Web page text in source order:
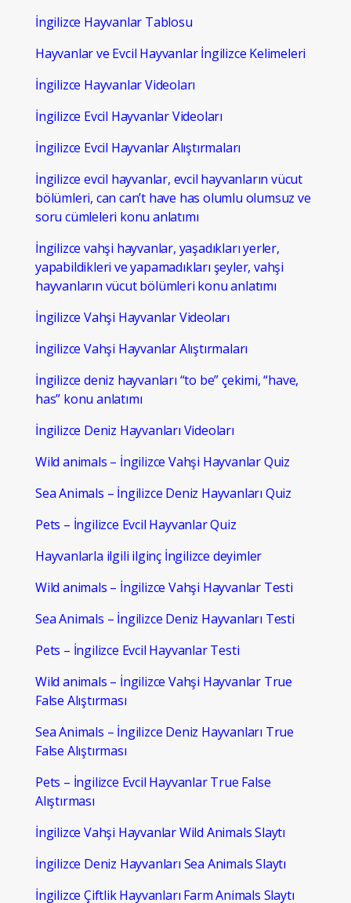
İngilizce Hayvanlar Tablosu
Hayvanlar ve Evcil Hayvanlar İngilizce Kelimeleri
İngilizce Hayvanlar Videoları
İngilizce Evcil Hayvanlar Videoları
İngilizce Evcil Hayvanlar Alıştırmaları
İngilizce evcil hayvanlar, evcil hayvanların vücut
bölümleri, can can’t have has olumlu olumsuz ve
soru cümleleri konu anlatımı
İngilizce vahşi hayvanlar, yaşadıkları yerler,
yapabildikleri ve yapamadıkları şeyler, vahşi
hayvanların vücut bölümleri konu anlatımı
İngilizce Vahşi Hayvanlar Videoları
İngilizce Vahşi Hayvanlar Alıştırmaları
İngilizce deniz hayvanları “to be” çekimi, “have,
has” konu anlatımı
İngilizce Deniz Hayvanları Videoları
Wild animals – İngilizce Vahşi Hayvanlar Quiz
Sea Animals – İngilizce Deniz Hayvanları Quiz
Pets – İngilizce Evcil Hayvanlar Quiz
Hayvanlarla ilgili ilginç İngilizce deyimler
Wild animals – İngilizce Vahşi Hayvanlar Testi
Sea Animals – İngilizce Deniz Hayvanları Testi
Pets – İngilizce Evcil Hayvanlar Testi
Wild animals – İngilizce Vahşi Hayvanlar True
False Alıştırması
Sea Animals – İngilizce Deniz Hayvanları True
False Alıştırması
Pets – İngilizce Evcil Hayvanlar True False
Alıştırması
İngilizce Vahşi Hayvanlar Wild Animals Slaytı
İngilizce Deniz Hayvanları Sea Animals Slaytı
İngilizce Çiftlik Hayvanları Farm Animals Slaytı